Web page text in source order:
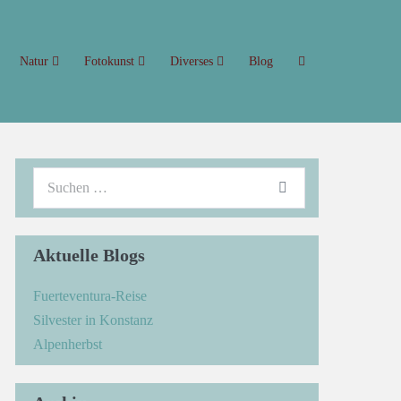
Natur Fotokunst Diverses Blog
Aktuelle Blogs
Fuerteventura-Reise
Silvester in Konstanz
Alpenherbst